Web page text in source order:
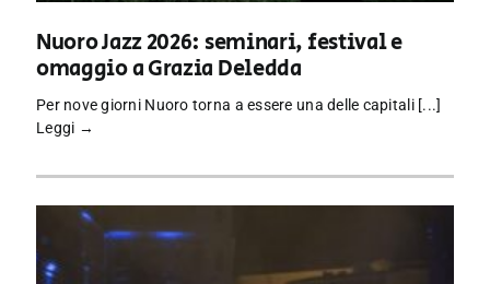
Nuoro Jazz 2026: seminari, festival e
omaggio a Grazia Deledda
Per nove giorni Nuoro torna a essere una delle capitali [...]
Leggi →